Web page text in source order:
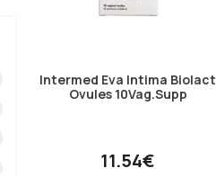
Intermed Eva Intima Biolact
Ovules 10Vag.Supp
11.54€